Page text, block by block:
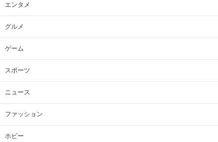
エンタメ
グルメ
ゲーム
スポーツ
ニュース
ファッション
ホビー